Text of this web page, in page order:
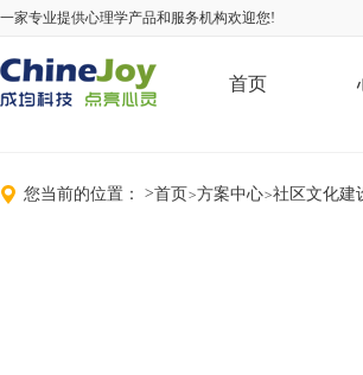
一家专业提供心理学产品和服务机构欢迎您!
首页
您当前的位置： >首页>方案中心>社区文化建